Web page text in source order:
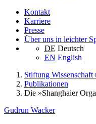
Kontakt
Karriere
Presse
Über uns in leichter
DE Deutsch
EN English
Stiftung
Publikationen
Die »Shanghaier
Gudrun Wacker